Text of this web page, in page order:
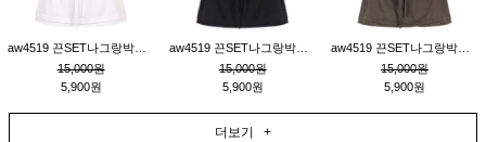
15,000원
5,900원
15,000원
5,900원
15,000원
5,900원
더보기 +